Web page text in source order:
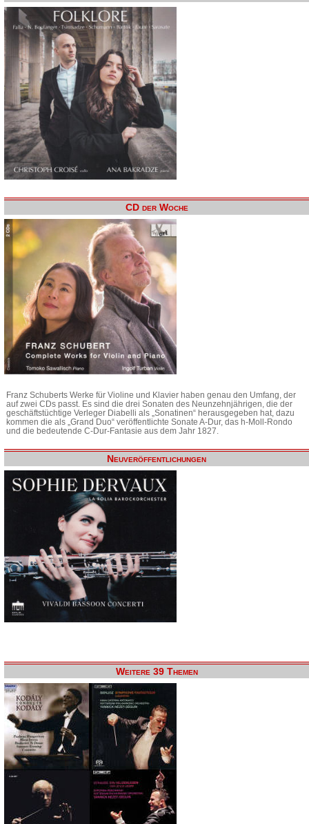
CD der Woche
Franz Schuberts Werke für Violine und Klavier haben genau den Umfang, der
auf zwei CDs passt. Es sind die drei Sonaten des Neunzehnjährigen, die der
geschäftstüchtige Verleger Diabelli als „Sonatinen“ herausgegeben hat, dazu
kommen die als „Grand Duo“ veröffentlichte Sonate A-Dur, das h-Moll-Rondo
und die bedeutende C-Dur-Fantasie aus dem Jahr 1827.
Neuveröffentlichungen
Weitere 39 Themen